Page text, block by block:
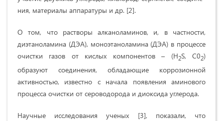
ния, материалы аппаратуры и др. [2].
О том, что растворы алканоламинов, и, в частности,
диэтаноламина (ДЭА), моноэтаноламина (ДЭА) в процессе
очистки газов от кислых компо­нентов – (Н2S, С02)
образуют соединения, обладающие коррозионной
активно­стью, известно с начала появления аминового
процесса очистки от сероводорода и диоксида углерода.
Научные исследования ученых [3], показали, что